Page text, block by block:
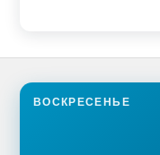
ВОСКРЕСЕНЬЕ